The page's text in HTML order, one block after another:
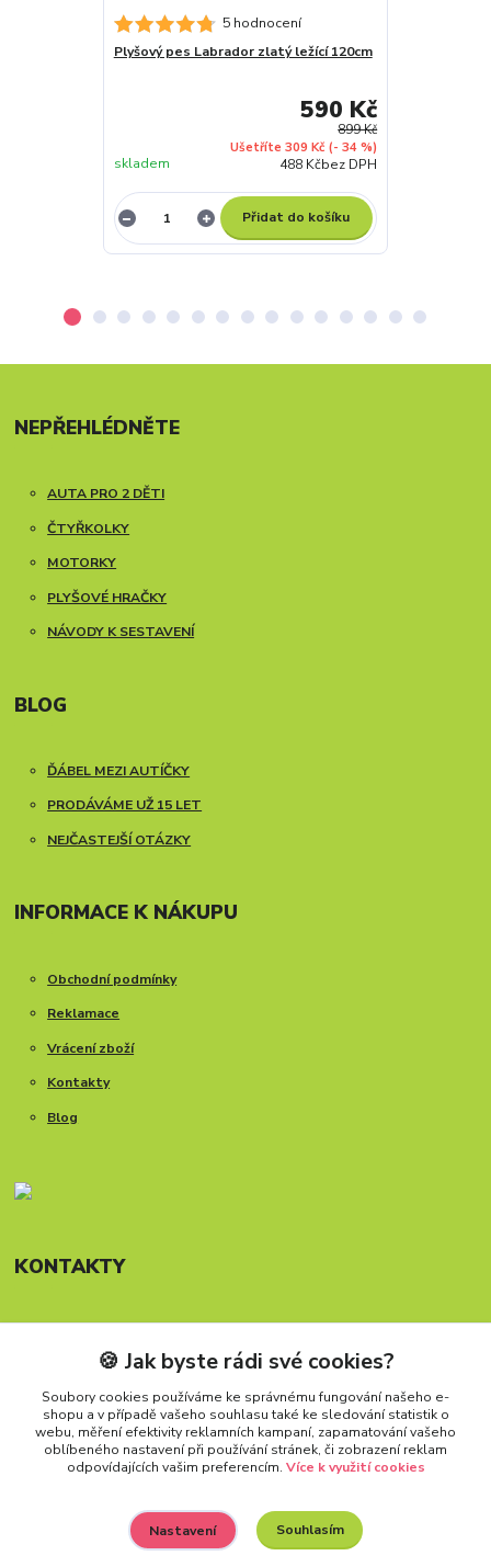
5 hodnocení
Plyšový pes Labrador zlatý ležící 120cm
899 Kč
Ušetříte 309 Kč (- 34 %)
590 Kč
488 Kčbez DPH
skladem
Přidat do košíku
NEPŘEHLÉDNĚTE
AUTA PRO 2 DĚTI
ČTYŘKOLKY
MOTORKY
PLYŠOVÉ HRAČKY
NÁVODY K SESTAVENÍ
BLOG
ĎÁBEL MEZI AUTÍČKY
PRODÁVÁME UŽ 15 LET
NEJČASTEJŠÍ OTÁZKY
INFORMACE K NÁKUPU
Obchodní podmínky
Reklamace
Vrácení zboží
Kontakty
Blog
KONTAKTY
Telefon: +420 777 288 882
Provozní doba Po-Pá, 8-15:30 hod.
info@carforkids.cz
🍪 Jak byste rádi své cookies?
Soubory cookies používáme ke správnému fungování našeho e-
shopu a v případě vašeho souhlasu také ke sledování statistik o
webu, měření efektivity reklamních kampaní, zapamatování vašeho
oblíbeného nastavení při používání stránek, či zobrazení reklam
odpovídajících vašim preferencím. Více k využití cookies
Nastavení Souhlasím